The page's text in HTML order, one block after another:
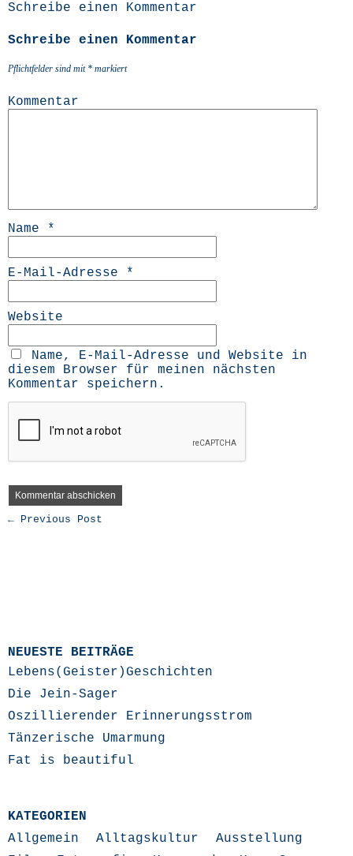
Schreibe einen Kommentar
Schreibe einen Kommentar
Pflichtfelder sind mit * markiert
Kommentar
Name *
E-Mail-Adresse *
Website
Name, E-Mail-Adresse und Website in
diesem Browser für meinen nächsten
Kommentar speichern.
← Previous Post
NEUESTE BEITRÄGE
Lebens(Geister)Geschichten
Die Jein-Sager
Oszillierender Erinnerungsstrom
Tänzerische Umarmung
Fat is beautiful
KATEGORIEN
Allgemein
Alltagskultur
Ausstellung